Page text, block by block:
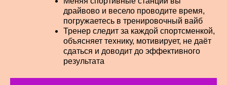
драйвово и весело проводите время,
погружаетесь в тренировочный вайб
Тренер следит за каждой спортсменкой,
объясняет технику, мотивирует, не даёт
сдаться и доводит до эффективного
результата